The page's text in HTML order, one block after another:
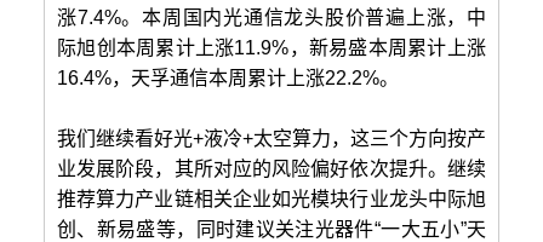
涨7.4%。本周国内光通信龙头股价普遍上涨，中
际旭创本周累计上涨11.9%，新易盛本周累计上涨
16.4%，天孚通信本周累计上涨22.2%。
我们继续看好光+液冷+太空算力，这三个方向按产
业发展阶段，其所对应的风险偏好依次提升。继续
推荐算力产业链相关企业如光模块行业龙头中际旭
创、新易盛等，同时建议关注光器件“一大五小”天